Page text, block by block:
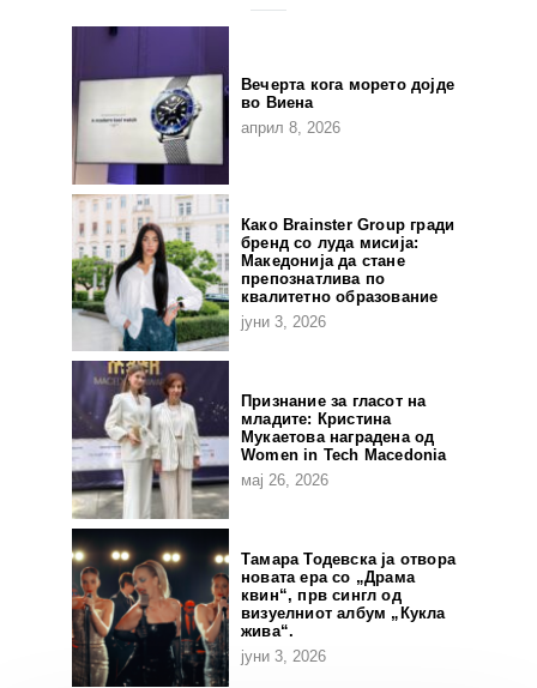
Вечерта кога морето дојде
во Виена
април 8, 2026
Како Brainster Group гради
бренд со луда мисија:
Македонија да стане
препознатлива по
квалитетно образование
јуни 3, 2026
Признание за гласот на
младите: Кристина
Мукаетова наградена од
Women in Tech Macedonia
мај 26, 2026
Тамара Тодевска ја отвора
новата ера со „Драма
квин“, прв сингл од
визуелниот албум „Кукла
жива“.
јуни 3, 2026